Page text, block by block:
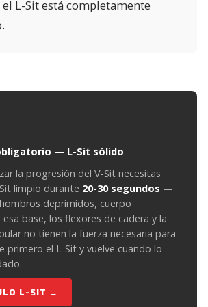
L-Sit está completamente
— L-Sit sólido
la progresión del V-Sit necesitas
limpio durante 20-30 segundos —
deprimidos, cuerpo
esa base, los flexores de cadera y la
no tienen la fuerza necesaria para
primero el L-Sit y vuelve cuando lo
L-SIT →